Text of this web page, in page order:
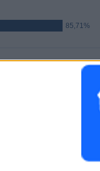
85,71%